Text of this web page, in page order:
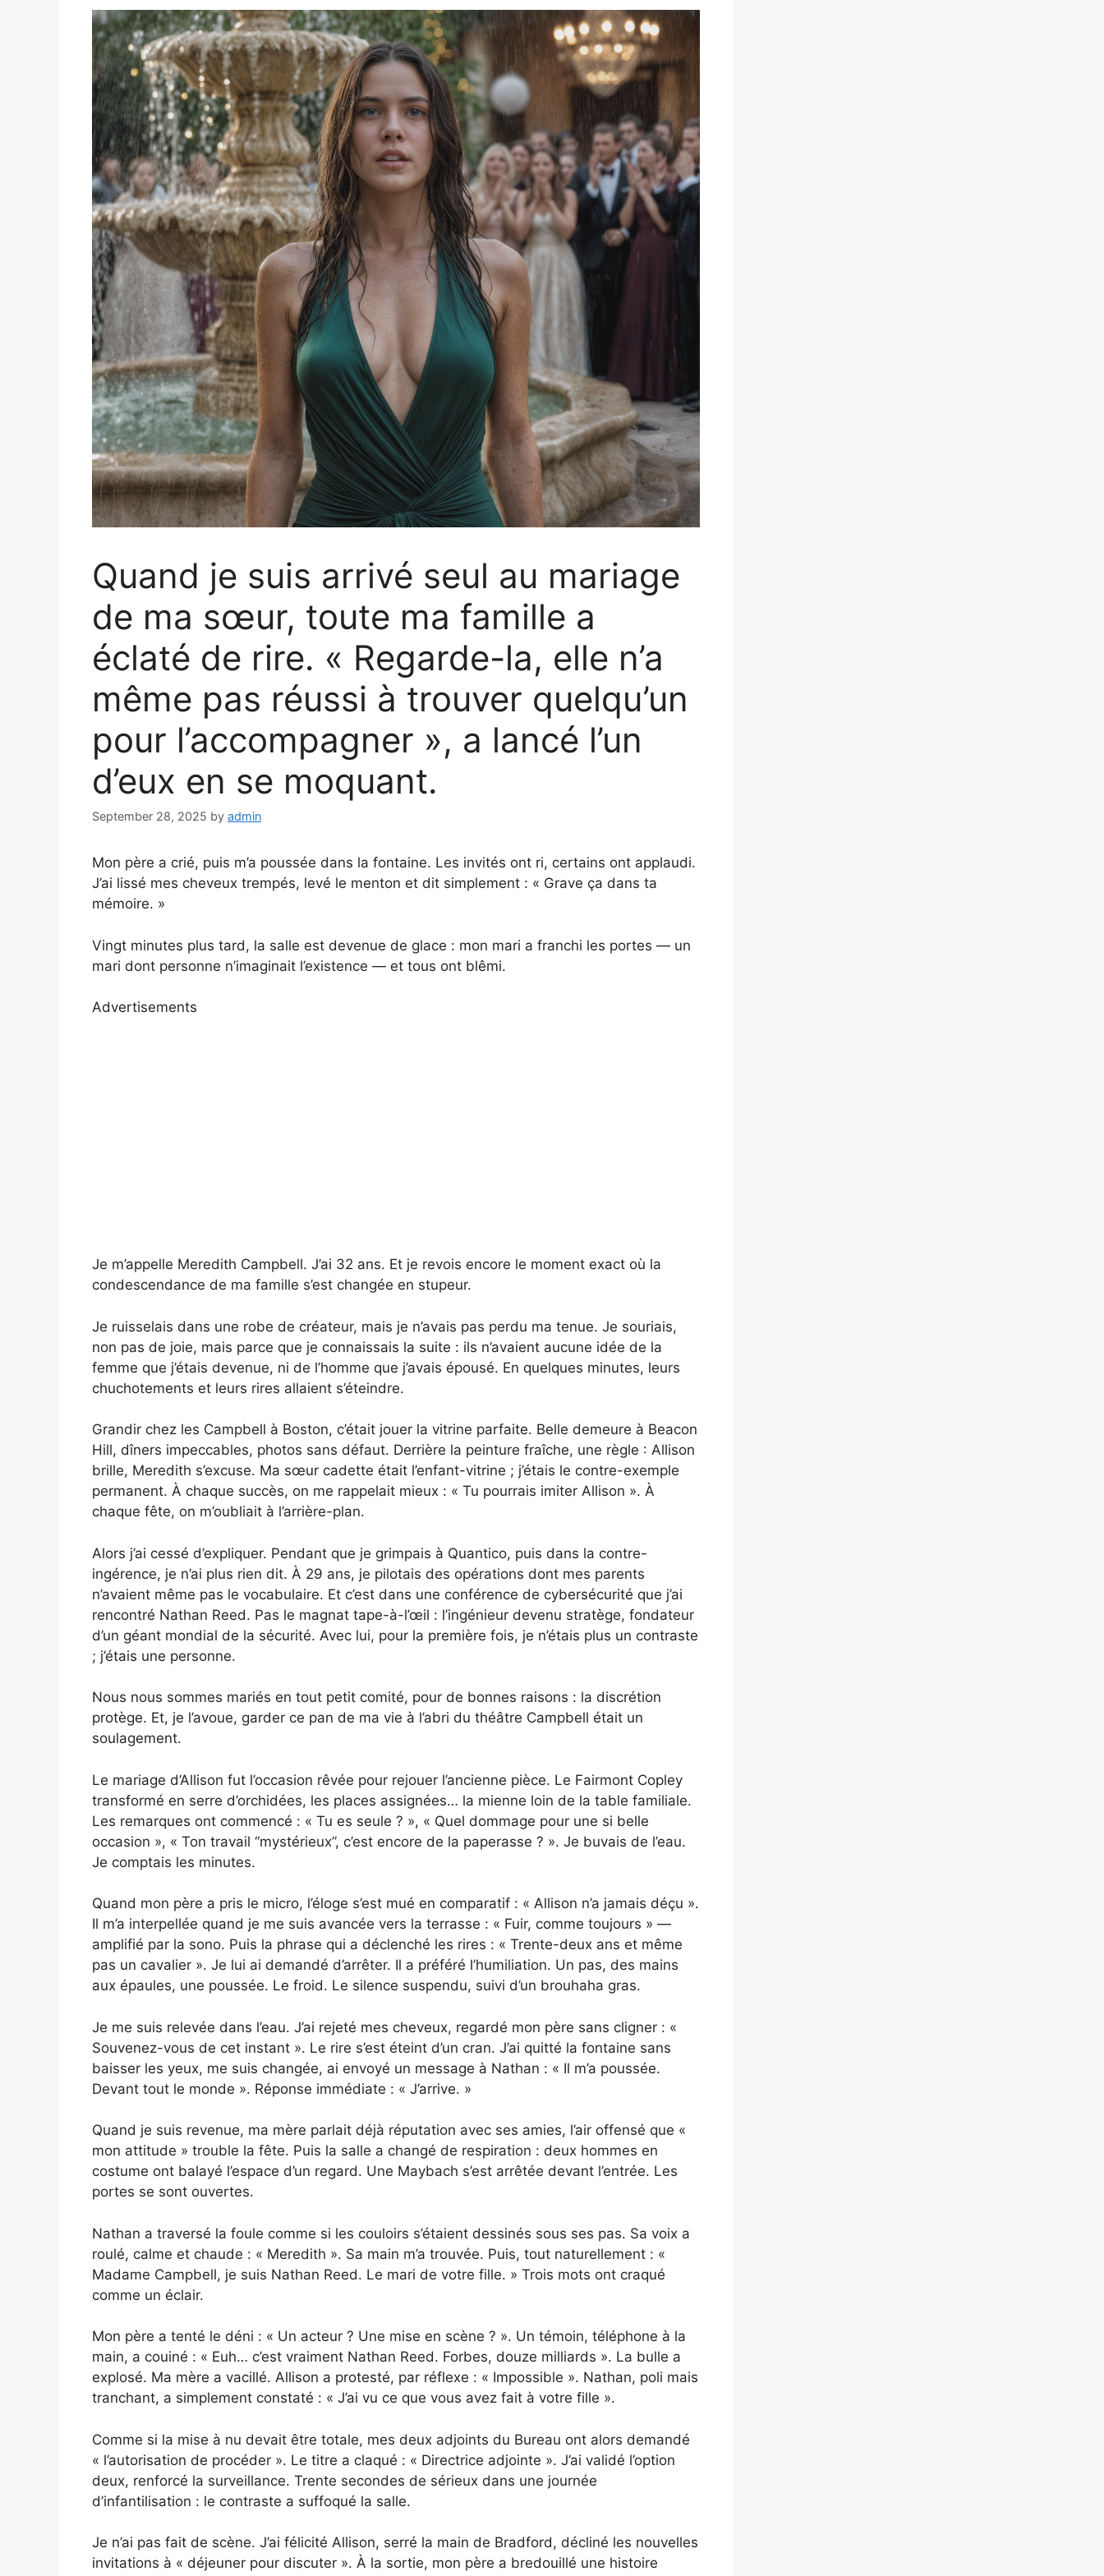
Quand je suis arrivé seul au mariage
de ma sœur, toute ma famille a
éclaté de rire. « Regarde-la, elle n’a
même pas réussi à trouver quelqu’un
pour l’accompagner », a lancé l’un
d’eux en se moquant.
September 28, 2025 by admin
Mon père a crié, puis m’a poussée dans la fontaine. Les invités ont ri, certains ont applaudi.
J’ai lissé mes cheveux trempés, levé le menton et dit simplement : « Grave ça dans ta
mémoire. »
Vingt minutes plus tard, la salle est devenue de glace : mon mari a franchi les portes — un
mari dont personne n’imaginait l’existence — et tous ont blêmi.
Advertisements
Je m’appelle Meredith Campbell. J’ai 32 ans. Et je revois encore le moment exact où la
condescendance de ma famille s’est changée en stupeur.
Je ruisselais dans une robe de créateur, mais je n’avais pas perdu ma tenue. Je souriais,
non pas de joie, mais parce que je connaissais la suite : ils n’avaient aucune idée de la
femme que j’étais devenue, ni de l’homme que j’avais épousé. En quelques minutes, leurs
chuchotements et leurs rires allaient s’éteindre.
Grandir chez les Campbell à Boston, c’était jouer la vitrine parfaite. Belle demeure à Beacon
Hill, dîners impeccables, photos sans défaut. Derrière la peinture fraîche, une règle : Allison
brille, Meredith s’excuse. Ma sœur cadette était l’enfant-vitrine ; j’étais le contre-exemple
permanent. À chaque succès, on me rappelait mieux : « Tu pourrais imiter Allison ». À
chaque fête, on m’oubliait à l’arrière-plan.
Alors j’ai cessé d’expliquer. Pendant que je grimpais à Quantico, puis dans la contre-
ingérence, je n’ai plus rien dit. À 29 ans, je pilotais des opérations dont mes parents
n’avaient même pas le vocabulaire. Et c’est dans une conférence de cybersécurité que j’ai
rencontré Nathan Reed. Pas le magnat tape-à-l’œil : l’ingénieur devenu stratège, fondateur
d’un géant mondial de la sécurité. Avec lui, pour la première fois, je n’étais plus un contraste
; j’étais une personne.
Nous nous sommes mariés en tout petit comité, pour de bonnes raisons : la discrétion
protège. Et, je l’avoue, garder ce pan de ma vie à l’abri du théâtre Campbell était un
soulagement.
Le mariage d’Allison fut l’occasion rêvée pour rejouer l’ancienne pièce. Le Fairmont Copley
transformé en serre d’orchidées, les places assignées… la mienne loin de la table familiale.
Les remarques ont commencé : « Tu es seule ? », « Quel dommage pour une si belle
occasion », « Ton travail “mystérieux”, c’est encore de la paperasse ? ». Je buvais de l’eau.
Je comptais les minutes.
Quand mon père a pris le micro, l’éloge s’est mué en comparatif : « Allison n’a jamais déçu ».
Il m’a interpellée quand je me suis avancée vers la terrasse : « Fuir, comme toujours » —
amplifié par la sono. Puis la phrase qui a déclenché les rires : « Trente-deux ans et même
pas un cavalier ». Je lui ai demandé d’arrêter. Il a préféré l’humiliation. Un pas, des mains
aux épaules, une poussée. Le froid. Le silence suspendu, suivi d’un brouhaha gras.
Je me suis relevée dans l’eau. J’ai rejeté mes cheveux, regardé mon père sans cligner : «
Souvenez-vous de cet instant ». Le rire s’est éteint d’un cran. J’ai quitté la fontaine sans
baisser les yeux, me suis changée, ai envoyé un message à Nathan : « Il m’a poussée.
Devant tout le monde ». Réponse immédiate : « J’arrive. »
Quand je suis revenue, ma mère parlait déjà réputation avec ses amies, l’air offensé que «
mon attitude » trouble la fête. Puis la salle a changé de respiration : deux hommes en
costume ont balayé l’espace d’un regard. Une Maybach s’est arrêtée devant l’entrée. Les
portes se sont ouvertes.
Nathan a traversé la foule comme si les couloirs s’étaient dessinés sous ses pas. Sa voix a
roulé, calme et chaude : « Meredith ». Sa main m’a trouvée. Puis, tout naturellement : «
Madame Campbell, je suis Nathan Reed. Le mari de votre fille. » Trois mots ont craqué
comme un éclair.
Mon père a tenté le déni : « Un acteur ? Une mise en scène ? ». Un témoin, téléphone à la
main, a couiné : « Euh… c’est vraiment Nathan Reed. Forbes, douze milliards ». La bulle a
explosé. Ma mère a vacillé. Allison a protesté, par réflexe : « Impossible ». Nathan, poli mais
tranchant, a simplement constaté : « J’ai vu ce que vous avez fait à votre fille ».
Comme si la mise à nu devait être totale, mes deux adjoints du Bureau ont alors demandé
« l’autorisation de procéder ». Le titre a claqué : « Directrice adjointe ». J’ai validé l’option
deux, renforcé la surveillance. Trente secondes de sérieux dans une journée
d’infantilisation : le contraste a suffoqué la salle.
Je n’ai pas fait de scène. J’ai félicité Allison, serré la main de Bradford, décliné les nouvelles
invitations à « déjeuner pour discuter ». À la sortie, mon père a bredouillé une histoire